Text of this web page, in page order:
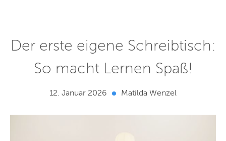
WIEN
ANDERE
REGIONEN
Der erste eigene Schreibtisch:
So macht Lernen Spaß!
12. Januar 2026 Matilda Wenzel